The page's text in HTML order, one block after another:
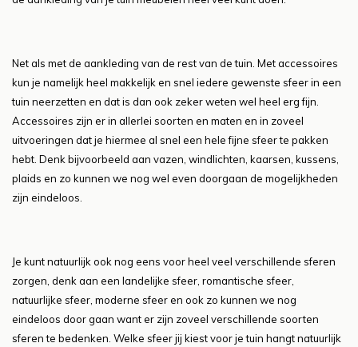
Net als met de aankleding van de rest van de tuin. Met accessoires
kun je namelijk heel makkelijk en snel iedere gewenste sfeer in een
tuin neerzetten en dat is dan ook zeker weten wel heel erg fijn.
Accessoires zijn er in allerlei soorten en maten en in zoveel
uitvoeringen dat je hiermee al snel een hele fijne sfeer te pakken
hebt. Denk bijvoorbeeld aan vazen, windlichten, kaarsen, kussens,
plaids en zo kunnen we nog wel even doorgaan de mogelijkheden
zijn eindeloos.
Je kunt natuurlijk ook nog eens voor heel veel verschillende sferen
zorgen, denk aan een landelijke sfeer, romantische sfeer,
natuurlijke sfeer, moderne sfeer en ook zo kunnen we nog
eindeloos door gaan want er zijn zoveel verschillende soorten
sferen te bedenken. Welke sfeer jij kiest voor je tuin hangt natuurlijk